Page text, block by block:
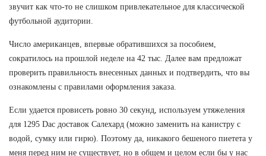
звучит как что-то не слишком привлекательное для классической
футбольной аудитории.
Число американцев, впервые обратившихся за пособием,
сократилось на прошлой неделе на 42 тыс. Далее вам предложат
проверить правильность внесенных данных и подтвердить, что вы
ознакомлены с правилами оформления заказа.
Если удается провисеть ровно 30 секунд, используем утяжеления
для 1295 Dac доставок Салехард (можно заменить на канистру с
водой, сумку или гирю). Поэтому да, никакого бешеного пиетета у
меня перед ним не существует, но в общем и целом если бы у нас